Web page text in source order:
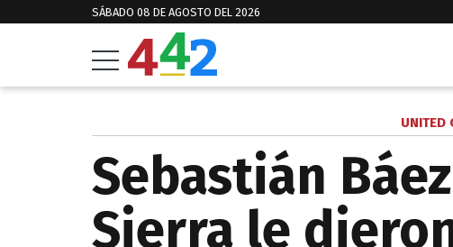
SÁBADO 08 DE AGOSTO DEL 2026
UNITED
Sebastián
Sierra le